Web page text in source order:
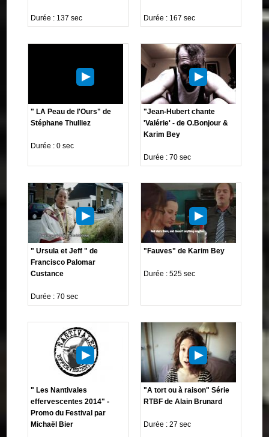
Durée : 137 sec Durée : 167 sec
" LA Peau de l'Ours" de
Stéphane Thulliez
Durée : 0 sec
"Jean-Hubert chante
'Valérie' - de O.Bonjour &
Karim Bey
Durée : 70 sec
" Ursula et Jeff " de
Francisco Palomar
Custance
Durée : 70 sec
"Fauves" de Karim Bey
Durée : 525 sec
" Les Nantivales
effervescentes 2014" -
Promo du Festival par
Michaël Bier
"A tort ou à raison" Série
RTBF de Alain Brunard
Durée : 27 sec